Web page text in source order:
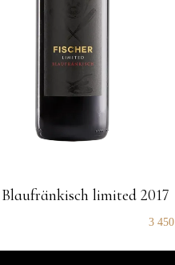
limited 2017
3 450